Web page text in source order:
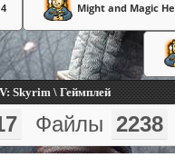
Might and Magic
Skyrim \ Геймплей
Файлы 2238